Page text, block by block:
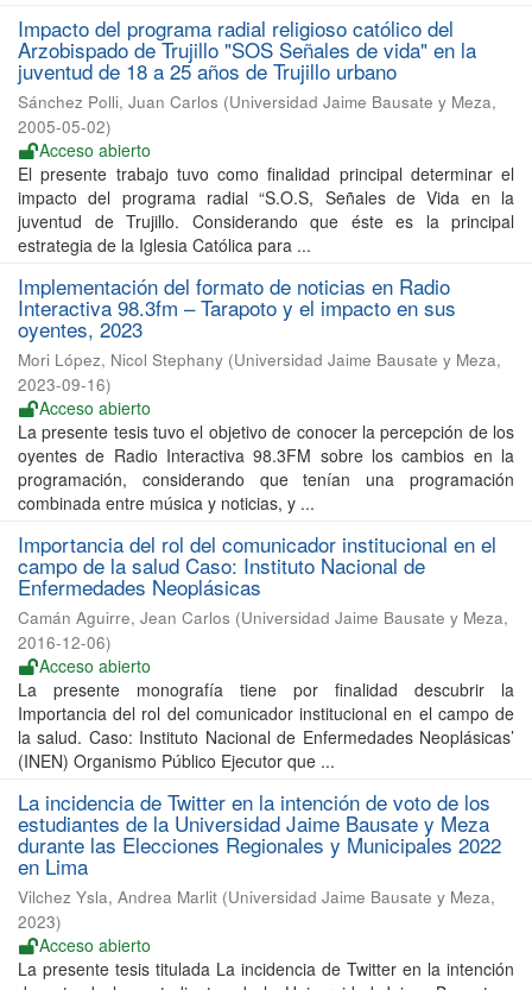
Impacto del programa radial religioso católico del
Arzobispado de Trujillo "SOS Señales de vida" en la
juventud de 18 a 25 años de Trujillo urbano
Sánchez Polli, Juan Carlos (Universidad Jaime Bausate y Meza,
2005-05-02)
Acceso abierto
El presente trabajo tuvo como finalidad principal determinar el
impacto del programa radial “S.O.S, Señales de Vida en la
juventud de Trujillo. Considerando que éste es la principal
estrategia de la Iglesia Católica para ...
Implementación del formato de noticias en Radio
Interactiva 98.3fm – Tarapoto y el impacto en sus
oyentes, 2023
Mori López, Nicol Stephany (Universidad Jaime Bausate y Meza,
2023-09-16)
Acceso abierto
La presente tesis tuvo el objetivo de conocer la percepción de los
oyentes de Radio Interactiva 98.3FM sobre los cambios en la
programación, considerando que tenían una programación
combinada entre música y noticias, y ...
Importancia del rol del comunicador institucional en el
campo de la salud Caso: Instituto Nacional de
Enfermedades Neoplásicas
Camán Aguirre, Jean Carlos (Universidad Jaime Bausate y Meza,
2016-12-06)
Acceso abierto
La presente monografía tiene por finalidad descubrir la
Importancia del rol del comunicador institucional en el campo de
la salud. Caso: Instituto Nacional de Enfermedades Neoplásicas’
(INEN) Organismo Público Ejecutor que ...
La incidencia de Twitter en la intención de voto de los
estudiantes de la Universidad Jaime Bausate y Meza
durante las Elecciones Regionales y Municipales 2022
en Lima
Vilchez Ysla, Andrea Marlit (Universidad Jaime Bausate y Meza,
2023)
Acceso abierto
La presente tesis titulada La incidencia de Twitter en la intención